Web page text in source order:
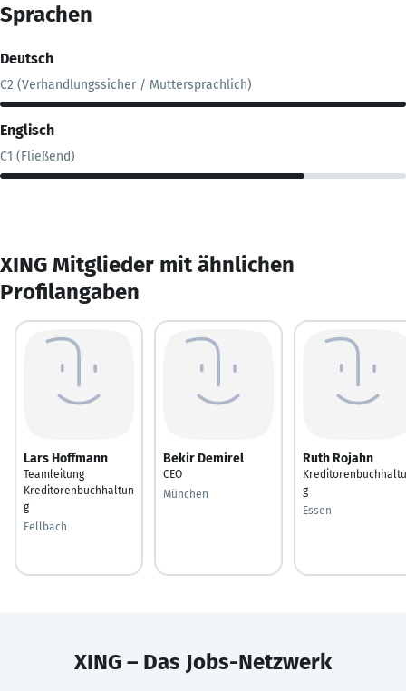
Sprachen
Deutsch
C2 (Verhandlungssicher / Muttersprachlich)
Englisch
C1 (Fließend)
XING Mitglieder mit ähnlichen
Profilangaben
Lars Hoffmann
Teamleitung
Kreditorenbuchhaltun
g
Fellbach
Bekir Demirel
CEO
München
Ruth Rojahn
g
Essen
XING – Das Jobs-Netzwerk